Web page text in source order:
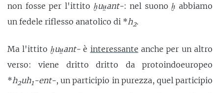
non fosse per l'ittito ḫuu̯ant-: nel suonoḫ abbiamo
un fedele riflesso anatolico di *h2.
Ma l'ittito ḫuu̯ant-è interessante anche per un altro
verso: viene dritto dritto da protoindoeuropeo
*h2uh1-ent-, un participio in purezza, quel participio